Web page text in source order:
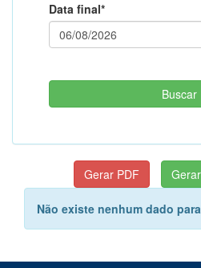
Data final*
Não existe nenhum dado